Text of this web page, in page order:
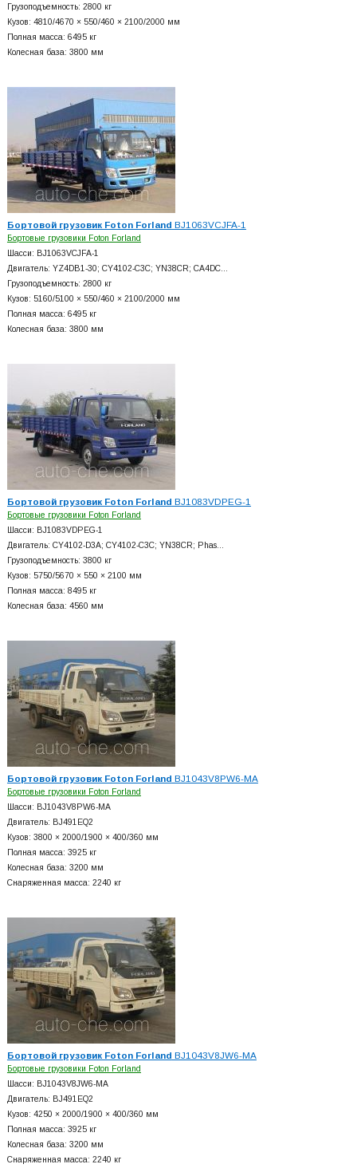
Грузоподъемность: 2800 кг
Кузов: 4810/4670 × 550/460 × 2100/2000 мм
Полная масса: 6495 кг
Колесная база: 3800 мм
Бортовой грузовик Foton Forland BJ1063VCJFA-1
Бортовые грузовики Foton Forland
Шасси: BJ1063VCJFA-1
Двигатель: YZ4DB1-30; CY4102-C3C; YN38CR; CA4DC…
Грузоподъемность: 2800 кг
Кузов: 5160/5100 × 550/460 × 2100/2000 мм
Полная масса: 6495 кг
Колесная база: 3800 мм
Бортовой грузовик Foton Forland BJ1083VDPEG-1
Бортовые грузовики Foton Forland
Шасси: BJ1083VDPEG-1
Двигатель: CY4102-D3A; CY4102-C3C; YN38CR; Phas…
Грузоподъемность: 3800 кг
Кузов: 5750/5670 × 550 × 2100 мм
Полная масса: 8495 кг
Колесная база: 4560 мм
Бортовой грузовик Foton Forland BJ1043V8PW6-MA
Бортовые грузовики Foton Forland
Шасси: BJ1043V8PW6-MA
Двигатель: BJ491EQ2
Кузов: 3800 × 2000/1900 × 400/360 мм
Полная масса: 3925 кг
Колесная база: 3200 мм
Снаряженная масса: 2240 кг
Бортовой грузовик Foton Forland BJ1043V8JW6-MA
Бортовые грузовики Foton Forland
Шасси: BJ1043V8JW6-MA
Двигатель: BJ491EQ2
Кузов: 4250 × 2000/1900 × 400/360 мм
Полная масса: 3925 кг
Колесная база: 3200 мм
Снаряженная масса: 2240 кг